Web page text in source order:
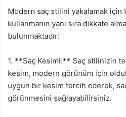
Modern saç stilini yakalamak için
kullanmanın yanı sıra dikkate
bulunmaktadır:
1. **Saç Kesimi:** Saç stilinizin
kesim, modern görünüm için
uygun bir kesim tercih ederek,
görünmesini sağlayabilirsiniz.